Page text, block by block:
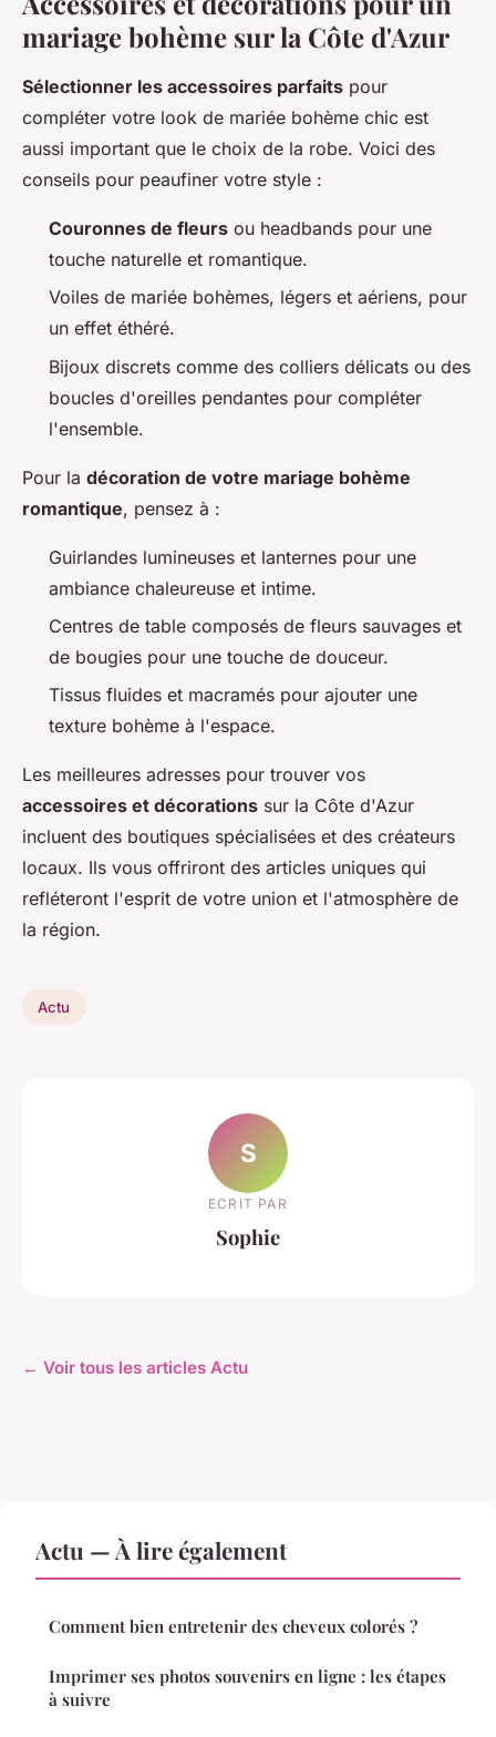
mariage bohème sur la Côte d'Azur
Sélectionner les accessoires parfaits pour
compléter votre look de mariée bohème chic est
aussi important que le choix de la robe. Voici des
conseils pour peaufiner votre style :
Couronnes de fleurs ou headbands pour une
touche naturelle et romantique.
Voiles de mariée bohèmes, légers et aériens, pour
un effet éthéré.
Bijoux discrets comme des colliers délicats ou des
boucles d'oreilles pendantes pour compléter
l'ensemble.
Pour la décoration de votre mariage bohème
romantique, pensez à :
Guirlandes lumineuses et lanternes pour une
ambiance chaleureuse et intime.
Centres de table composés de fleurs sauvages et
de bougies pour une touche de douceur.
Tissus fluides et macramés pour ajouter une
texture bohème à l'espace.
Les meilleures adresses pour trouver vos
accessoires et décorations sur la Côte d'Azur
incluent des boutiques spécialisées et des créateurs
locaux. Ils vous offriront des articles uniques qui
refléteront l'esprit de votre union et l'atmosphère de
la région.
Actu
S
ECRIT PAR
Sophie
← Voir tous les articles Actu
Actu — À lire également
Comment bien entretenir des cheveux colorés ?
Imprimer ses photos souvenirs en ligne : les étapes
à suivre